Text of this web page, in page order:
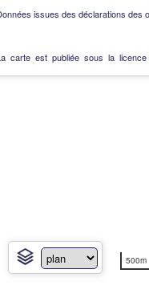
500m
issues des déclarations des
carte est publiée sous la